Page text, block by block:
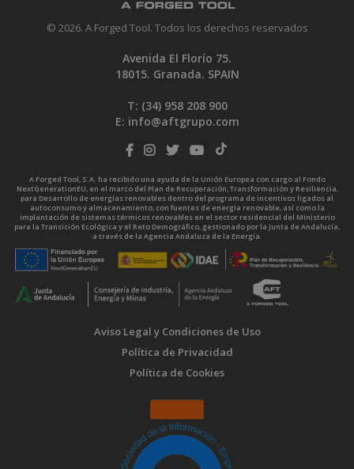
© 2026. A Forged Tool. Todos los derechos reservados
Avenida El Florío 75.
18015. Granada. SPAIN
T: (34) 958 208 900
E: info@aftgrupo.com
A Forged Tool, S.A. ha recibido una ayuda de la Unión Europea con cargo al Fondo
NextGenerationEU, en el marco del Plan de Recuperación, Transformación y Resiliencia,
para Desarrollo de energías renovables dentro del programa de incentivos ligados al
autoconsumo y almacenamiento, con fuentes de energía renovable, así como la
implantación de sistemas térmicos renovables en el sector residencial del Ministerio
para la Transición Ecológica y el Reto Demográfico, gestionado por la Junta de Andalucía,
a través de la Agencia Andaluza de la Energía.
Aviso Legal y Condiciones de Uso
Política de Privacidad
Política de Cookies